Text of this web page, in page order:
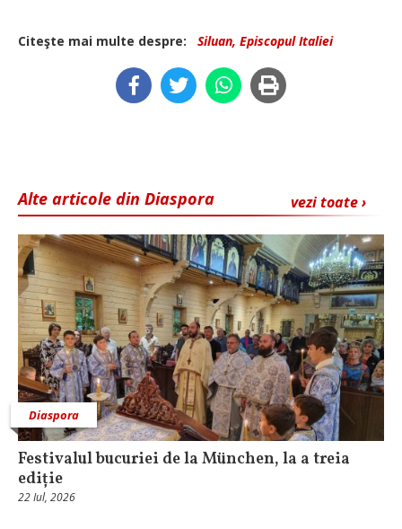
Citeşte mai multe despre: Siluan, Episcopul Italiei
vezi toate ›
Alte articole din Diaspora
Diaspora
Festivalul bucuriei de la München, la a treia
ediție
22 Iul, 2026